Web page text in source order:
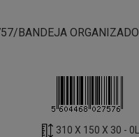
BANDEJA
310 X 150 X 30 - 0L